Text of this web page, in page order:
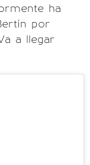
ha
por
a llegar